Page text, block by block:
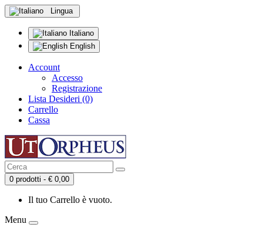
Lingua
Italiano
English
Account
Accesso
Registrazione
Lista Desideri (0)
Carrello
Cassa
0 prodotti - € 0,00
Il tuo Carrello è vuoto.
Menu